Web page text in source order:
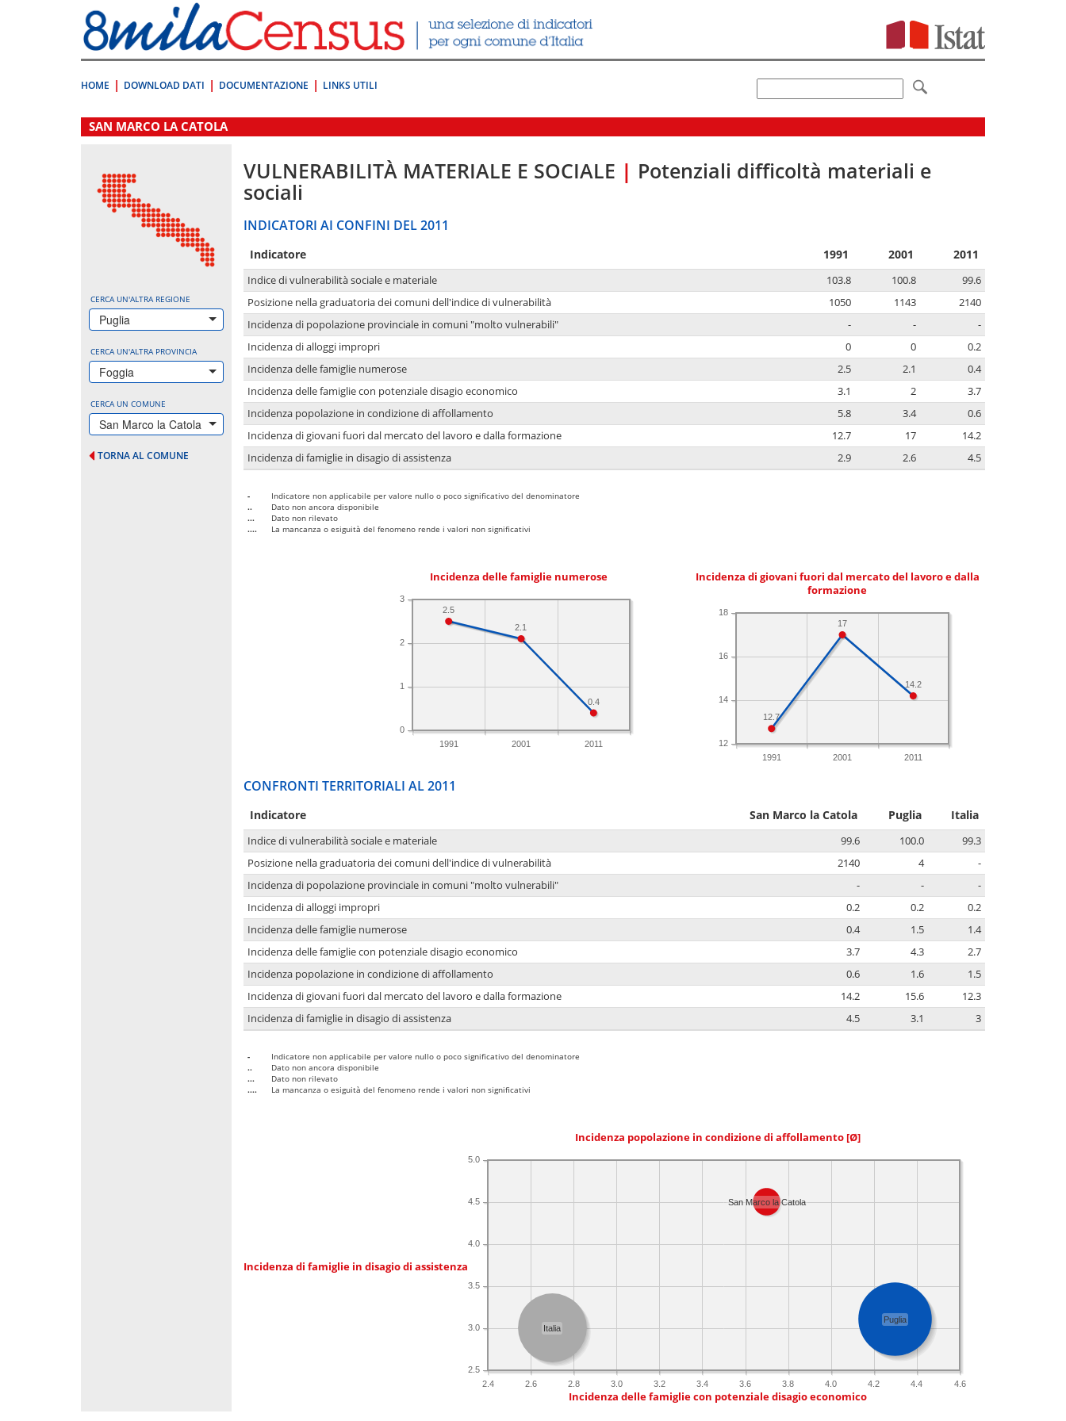
direttamente
a:
Contenuto
HOME DOWNLOAD DATI DOCUMENTAZIONE LINKS UTILI
.
SAN MARCO LA CATOLA
CERCA UN'ALTRA REGIONE
Puglia
CERCA UN'ALTRA PROVINCIA
Foggia
CERCA UN COMUNE
San Marco la Catola
TORNA AL COMUNE
VULNERABILITÀ MATERIALE E SOCIALE | Potenziali difficoltà materiali e
sociali
INDICATORI AI CONFINI DEL 2011
Indicatore 1991 2001 2011
Indice di vulnerabilità sociale e materiale 103.8 100.8
99.6
Posizione nella graduatoria dei comuni dell'indice di vulnerabilità
1050 1143
2140
Incidenza di popolazione provinciale in comuni "molto vulnerabili"
- -
-
Incidenza di alloggi impropri
0 0
0.2
Incidenza delle famiglie numerose
2.5 2.1
0.4
Incidenza delle famiglie con potenziale disagio economico
3.1 2
3.7
Incidenza popolazione in condizione di affollamento
5.8 3.4
0.6
Incidenza di giovani fuori dal mercato del lavoro e dalla formazione
12.7 17
14.2
Incidenza di famiglie in disagio di assistenza
2.9 2.6 4.5
-
Indicatore non applicabile per valore nullo o poco significativo del denominatore
..
Dato non ancora disponibile
...
Dato non rilevato
....
La mancanza o esiguità del fenomeno rende i valori non significativi
Incidenza delle famiglie numerose
1991 2001 2011
0
1
2
3
0.4
2.1
2.5
Incidenza di giovani fuori dal mercato del lavoro e dalla
formazione
1991 2001 2011
12
14
16
18
14.2
17
12.7
CONFRONTI TERRITORIALI AL 2011
Indicatore San Marco la Catola Puglia Italia
Indice di vulnerabilità sociale e materiale 99.6 100.0
99.3
Posizione nella graduatoria dei comuni dell'indice di vulnerabilità
2140 4
-
Incidenza di popolazione provinciale in comuni "molto vulnerabili"
- -
-
Incidenza di alloggi impropri
0.2 0.2
0.2
Incidenza delle famiglie numerose
0.4 1.5
1.4
Incidenza delle famiglie con potenziale disagio economico
3.7 4.3
2.7
Incidenza popolazione in condizione di affollamento
0.6 1.6
1.5
Incidenza di giovani fuori dal mercato del lavoro e dalla formazione
14.2 15.6
12.3
Incidenza di famiglie in disagio di assistenza
4.5 3.1 3
-
Indicatore non applicabile per valore nullo o poco significativo del denominatore
..
Dato non ancora disponibile
...
Dato non rilevato
....
La mancanza o esiguità del fenomeno rende i valori non significativi
Incidenza popolazione in condizione di affollamento [Ø]
Incidenza di famiglie in disagio di assistenza
2.4 2.6 2.8 3.0 3.2 3.4 3.6 3.8 4.0 4.2 4.4 4.6
2.5
3.0
3.5
4.0
4.5
5.0
Puglia
Italia
San Marco la Catola
Incidenza delle famiglie con potenziale disagio economico